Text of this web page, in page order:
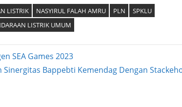
LISTRIK NASYIRUL FALAH AMRU PLN
SPKLU
LISTRIK UMUM
SEA Games 2023
Sinergitas Bappebti Kemendag Dengan